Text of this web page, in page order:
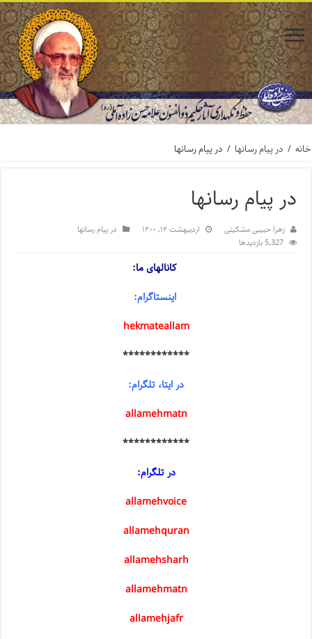
خانه / در پیام رسانها / در پیام رسانها
در پیام رسانها
زهرا حبیبی مشکینی اردیبهشت ۱۴, ۱۴۰۰
در پیام رسانها
5,327 بازدیدها
کانالهای ما:
اینستاگرام:
hekmateallam
************
در ایتا، تلگرام:
allamehmatn
************
در تلگرام:
allamehvoice
allamehquran
allamehsharh
allamehmatn
allamehjafr